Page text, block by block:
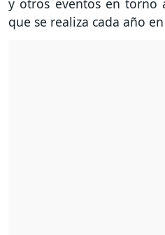
y otros eventos en torno
que se realiza cada año